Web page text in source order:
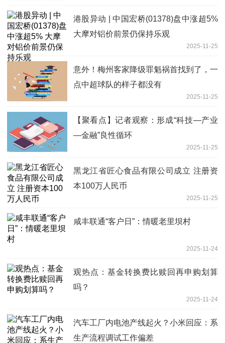
港股异动 | 中国宏桥(01378)盘中涨超5%
大摩对铝价前景仍保持乐观
2025-11-25
意外！梅州客家降级罪魁祸首找到了，一
点中超球队的样子都没有
2025-11-25
【聚看点】记者观察：形成“科技—产业
—金融”良性循环
2025-11-25
黑龙江省匠心食品有限公司成立 注册资
本100万人民币
2025-11-25
咸丰联通“客户日”：情暖老里坝村
2025-11-24
观热点：基金转换费比赎回再申购划算
吗？
2025-11-24
汽车工厂内电池产线起火？小米回应：系
生产流程调试工作偏差